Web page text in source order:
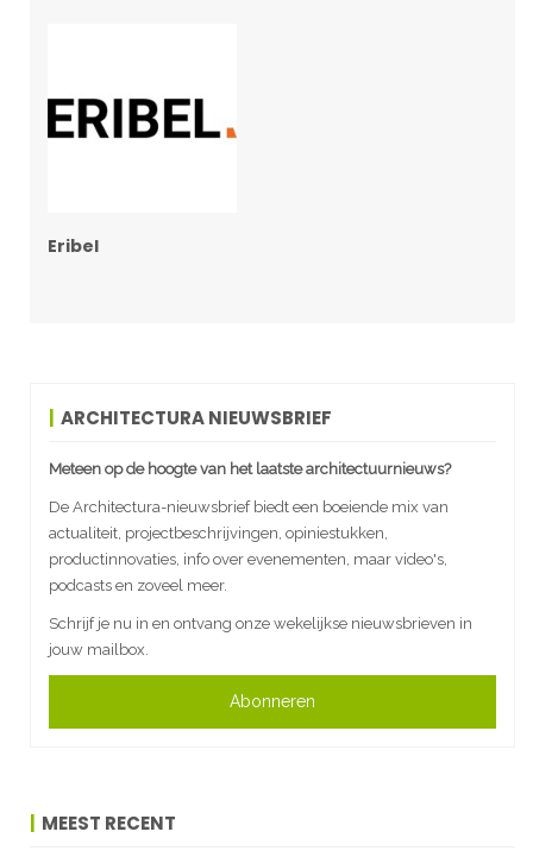
Eribel
ARCHITECTURA NIEUWSBRIEF
Meteen op de hoogte van het laatste architectuurnieuws?
De Architectura-nieuwsbrief biedt een boeiende mix van
actualiteit, projectbeschrijvingen, opiniestukken,
productinnovaties, info over evenementen, maar video's,
podcasts en zoveel meer.
Schrijf je nu in en ontvang onze wekelijkse nieuwsbrieven in
jouw mailbox.
Abonneren
MEEST RECENT